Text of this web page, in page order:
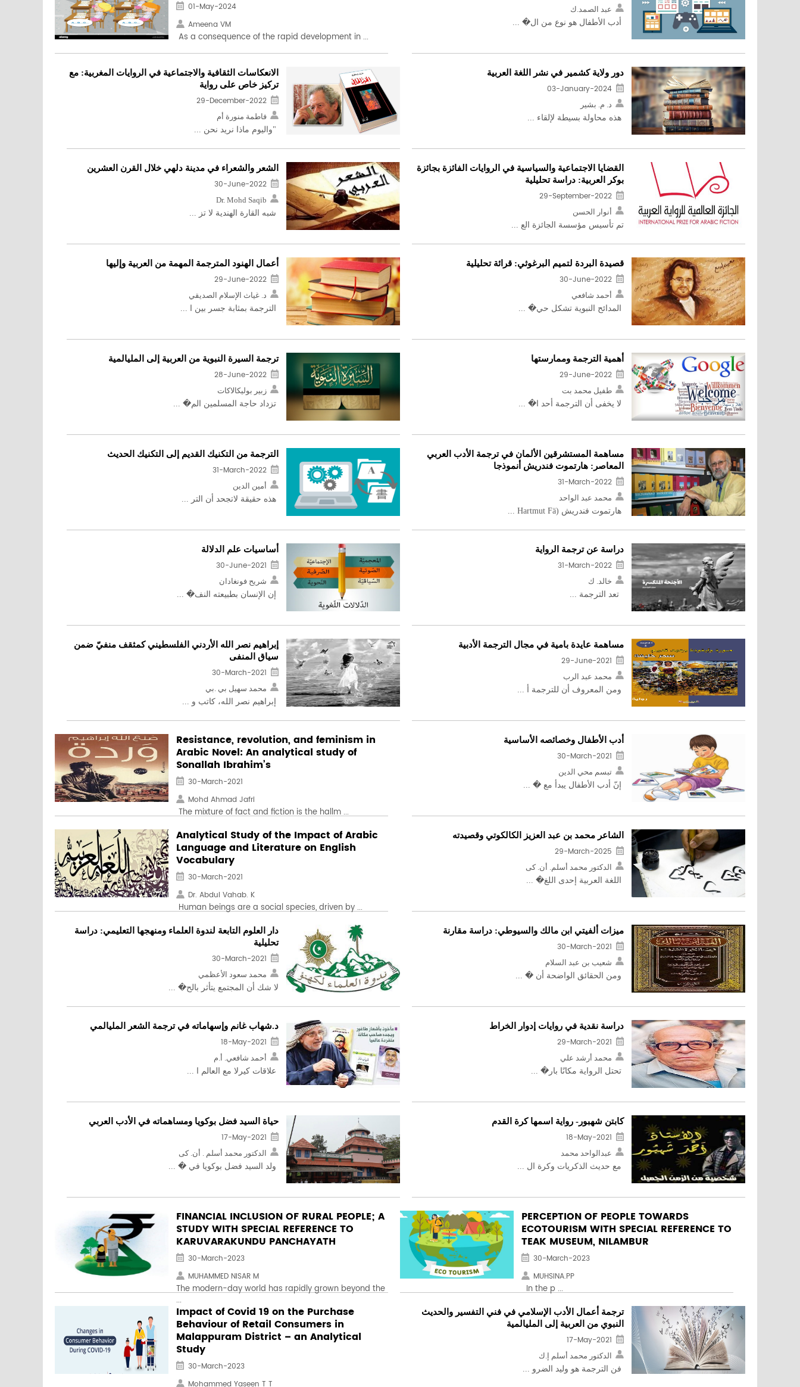
عبد الصمد.ك
أدب الأطفال هو نوع من ال� ...
01-May-2024
Ameena VM
As a consequence of the rapid development in ...
دور ولاية كشمير في نشر اللغة العربية
03-January-2024
د. م. بشير
هذه محاولة بسيطة لإلقاء ...
الانعكاسات الثقافية والاجتماعية في الروايات المغربية: مع
تركيز خاص على رواية
29-December-2022
فاطمة منورة أم
"واليوم ماذا نريد نحن ...
القضايا الاجتماعية والسياسية في الروايات الفائزة بجائزة
بوكر العربية: دراسة تحليلية
29-September-2022
أنوار الحسن
تم تأسيس مؤسسة الجائزة الع ...
الشعر والشعراء في مدينة دلهي خلال القرن العشرين
30-June-2022
Dr. Mohd Saqib
شبه القارة الهندية لا تز ...
قصيدة البردة لتميم البرغوثي: قرائة تحليلية
30-June-2022
أحمد شافعي
المدائح النبوية تشكل حي� ...
أعمال الهنود المترجمة المهمة من العربية وإليها
29-June-2022
د. غياث الإسلام الصديقي
الترجمة بمثابة جسر بين ا ...
أهمية الترجمة وممارستها
29-June-2022
طفيل محمد بت
لا يخفى أن الترجمة أحد ا� ...
ترجمة السيرة النبوية من العربية إلى المليالمية
28-June-2022
زبير بوليكالاكات
تزداد حاجة المسلمين الم� ...
مساهمة المستشرقين الألمان في ترجمة الأدب العربي
المعاصر: هارتموت فندريش أنموذجا
31-March-2022
محمد عبد الواحد
هارتموت فندريش (Hartmut Fä ...
الترجمة من التكنيك القديم إلى التكنيك الحديث
31-March-2022
أمين الدين
هذه حقيقة لاتجحد أن التر ...
دراسة عن ترجمة الرواية
31-March-2022
خالد. ك
تعد الترجمة ...
أساسيات علم الدلالة
30-June-2021
شريح فونغادان
إن الإنسان بطبيعته النف� ...
مساهمة عايدة بامية في مجال الترجمة الأدبية
29-June-2021
محمد عبد الرب
ومن المعروف أن للترجمة أ ...
إبراهيم نصر الله الأردني الفلسطيني كمثقف منفيّ ضمن
سياق المنفى
30-March-2021
محمد سهيل بي .بي
إبراهيم نصر الله، كاتب و ...
أدب الأطفال وخصائصه الأساسية
30-March-2021
تبسم محي الدين
إنّ أدب الأطفال يبدأ مع � ...
Resistance, revolution, and feminism in
Arabic Novel: An analytical study of
Sonallah Ibrahim’s
30-March-2021
Mohd Ahmad Jafri
The mixture of fact and fiction is the hallm ...
Analytical Study of the Impact of Arabic
Language and Literature on English
Vocabulary
30-March-2021
Dr. Abdul Vahab. K
Human beings are a social species, driven by ...
الشاعر محمد بن عبد العزيز الكالكوتي وقصيدته
29-March-2025
الدكتور محمد أسلم. أن. كى
اللغة العربية إحدى اللغ� ...
ميزات ألفيتي ابن مالك والسيوطي: دراسة مقارنة
30-March-2021
شعيب بن عبد السلام
ومن الحقائق الواضحة أن � ...
دار العلوم التابعة لندوة العلماء ومنهجها التعليمي: دراسة
تحليلية
30-March-2021
محمد سعود الأعظمي
لا شك أن المجتمع يتأثر بالح� ...
دراسة نقدية في روايات إدوار الخراط
29-March-2021
محمد أرشد علي
تحتل الرواية مكانًا بار� ...
د.شهاب غانم وإسهاماته في ترجمة الشعر المليالمي
18-May-2021
أحمد شافعي. أ.م
علاقات كيرلا مع العالم ا ...
كابتن شهبور- رواية اسمها كرة القدم
18-May-2021
عبدالواحد محمد
مع حديث الذكريات وكرة ال ...
حياة السيد فضل بوكويا ومساهماته في الأدب العربي
17-May-2021
الدكتور محمد أسلم . أن. كى
ولد السيد فضل بوكويا في � ...
FINANCIAL INCLUSION OF RURAL PEOPLE; A
STUDY WITH SPECIAL REFERENCE TO
KARUVARAKUNDU PANCHAYATH
30-March-2023
MUHAMMED NISAR M
The modern-day world has rapidly grown beyond the
...
PERCEPTION OF PEOPLE TOWARDS
ECOTOURISM WITH SPECIAL REFERENCE TO
TEAK MUSEUM, NILAMBUR
30-March-2023
MUHSINA.PP
In the p ...
Impact of Covid 19 on the Purchase
Behaviour of Retail Consumers in
Malappuram District – an Analytical
Study
30-March-2023
Mohammed Yaseen T T
ترجمة أعمال الأدب الإسلامي في فني التفسير والحديث
النبوي من العربية إلى المليالمية
17-May-2021
الدكتور محمد أسلم إ.ك
فن الترجمة هو وليد الضرو ...